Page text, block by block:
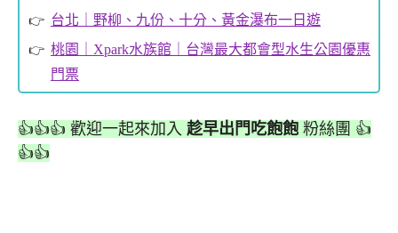
台北｜野柳、九份、十分、黃金瀑布一日遊
桃園｜Xpark水族館｜台灣最大都會型水生公園優惠
門票
👍👍👍 歡迎一起來加入 趁早出門吃飽飽 粉絲團 👍
👍👍